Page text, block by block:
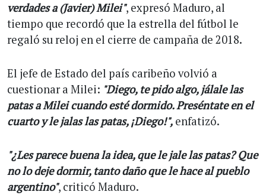
verdades a (Javier) Milei", expresó Maduro, al
tiempo que recordó que la estrella del fútbol le
regaló su reloj en el cierre de campaña de 2018.
El jefe de Estado del país caribeño volvió a
cuestionar a Milei: "Diego, te pido algo, jálale las
patas a Milei cuando esté dormido. Preséntate en el
cuarto y le jalas las patas, ¡Diego!", enfatizó.
"¿Les parece buena la idea, que le jale las patas? Que
no lo deje dormir, tanto daño que le hace al pueblo
argentino", criticó Maduro.